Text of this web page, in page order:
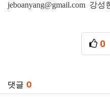
jeboanyang@gmail.com 강성
0
추
댓글 0